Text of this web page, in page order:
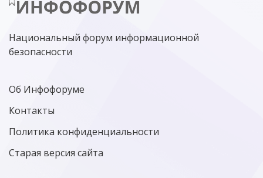
МИНЦИФРЫ РОССИИ NGFW
Национальный форум информационной
безопасности
Об Инфофоруме
Контакты
Политика конфиденциальности
Старая версия сайта